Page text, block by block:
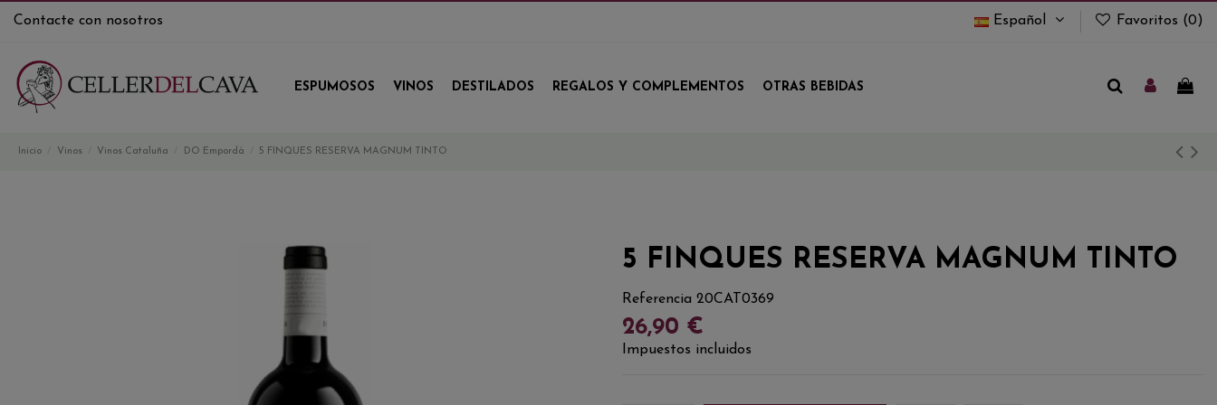
Contacte con nosotros Español Favoritos (0)
ESPUMOSOS VINOS DESTILADOS REGALOS Y COMPLEMENTOS OTRAS BEBIDAS
Inicio Vinos Vinos Cataluña DO Empordà 5 FINQUES RESERVA MAGNUM TINTO
5 FINQUES RESERVA MAGNUM TINTO
Referencia 20CAT0369
26,90 €
Impuestos incluidos